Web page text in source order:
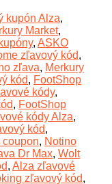
kupón Alza,
Market,
, ASKO
zľavový kód,
zľava, Merkury
kód, FootShop
kódy,
, FootShop
kódy Alza,
kód,
, Notino
Dr Max, Wolt
, Alza zľavové
zľavový kód,